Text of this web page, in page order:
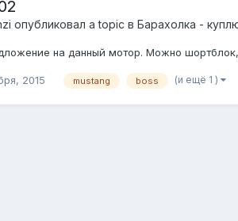
опубликовал a topic в Барахолка -
на данный мотор. Можно
2015 mustang boss (и ещё 1 )